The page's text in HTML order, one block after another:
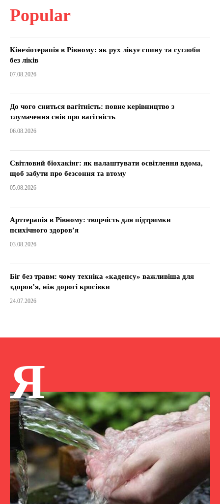
Popular
Кінезіотерапія в Рівному: як рух лікує спину та суглоби
без ліків
07.08.2026
До чого сниться вагітність: повне керівництво з
тлумачення снів про вагітність
06.08.2026
Світловий біохакінг: як налаштувати освітлення вдома,
щоб забути про безсоння та втому
05.08.2026
Арттерапія в Рівному: творчість для підтримки
психічного здоров’я
03.08.2026
Біг без травм: чому техніка «каденсу» важливіша для
здоров’я, ніж дорогі кросівки
24.07.2026
Я